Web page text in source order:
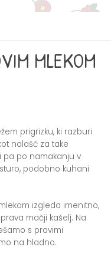
MLEKOM
prigrizku, ki razburi
nalašč za take
pa po namakanju v
podobno kuhani
izgleda imenitno,
mačji kašelj. Na
s pravimi
na hladno.